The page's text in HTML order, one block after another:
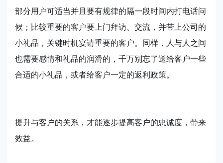
部分用户可适当并且要有规律的隔一段时间内打电话问
候；比较重要的客户要上门拜访、交流，并带上公司的
小礼品，关键时机宴请重要的客户。同样，人与人之间
也需要感情和礼品的润滑的，千万别忘了送给客户一些
合适的小礼品，或者给客户一定的返利政策。
提升与客户的关系，才能逐步提高客户的忠诚度，带来
效益。